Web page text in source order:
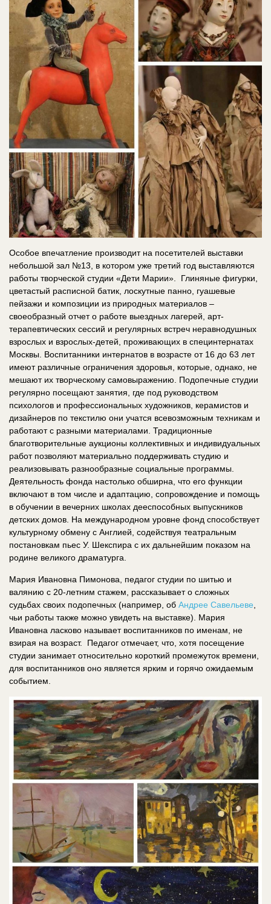
Особое впечатление производит на посетителей выставки
небольшой зал №13, в котором уже третий год выставляются
работы творческой студии «Дети Марии». Глиняные фигурки,
цветастый расписной батик, лоскутные панно, гуашевые
пейзажи и композиции из природных материалов –
своеобразный отчет о работе выездных лагерей, арт-
терапевтических сессий и регулярных встреч неравнодушных
взрослых и взрослых-детей, проживающих в специнтернатах
Москвы. Воспитанники интернатов в возрасте от 16 до 63 лет
имеют различные ограничения здоровья, которые, однако, не
мешают их творческому самовыражению. Подопечные студии
регулярно посещают занятия, где под руководством
психологов и профессиональных художников, керамистов и
дизайнеров по текстилю они учатся всевозможным техникам и
работают с разными материалами. Традиционные
благотворительные аукционы коллективных и индивидуальных
работ позволяют материально поддерживать студию и
реализовывать разнообразные социальные программы.
Деятельность фонда настолько обширна, что его функции
включают в том числе и адаптацию, сопровождение и помощь
в обучении в вечерних школах дееспособных выпускников
детских домов. На международном уровне фонд способствует
культурному обмену с Англией, содействуя театральным
постановкам пьес У. Шекспира с их дальнейшим показом на
родине великого драматурга.
Мария Ивановна Пимонова, педагог студии по шитью и
валянию с 20-летним стажем, рассказывает о сложных
судьбах своих подопечных (например, об Андрее Савельеве,
чьи работы также можно увидеть на выставке). Мария
Ивановна ласково называет воспитанников по именам, не
взирая на возраст. Педагог отмечает, что, хотя посещение
студии занимает относительно короткий промежуток времени,
для воспитанников оно является ярким и горячо ожидаемым
событием.